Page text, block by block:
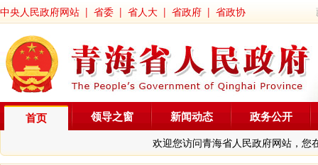
中央人民政府网站 | 省委 | 省人大 | 省政府 | 省政协
首页
欢迎您访问青海省人民政府网站，您
领导之窗 新闻动态 政务公开